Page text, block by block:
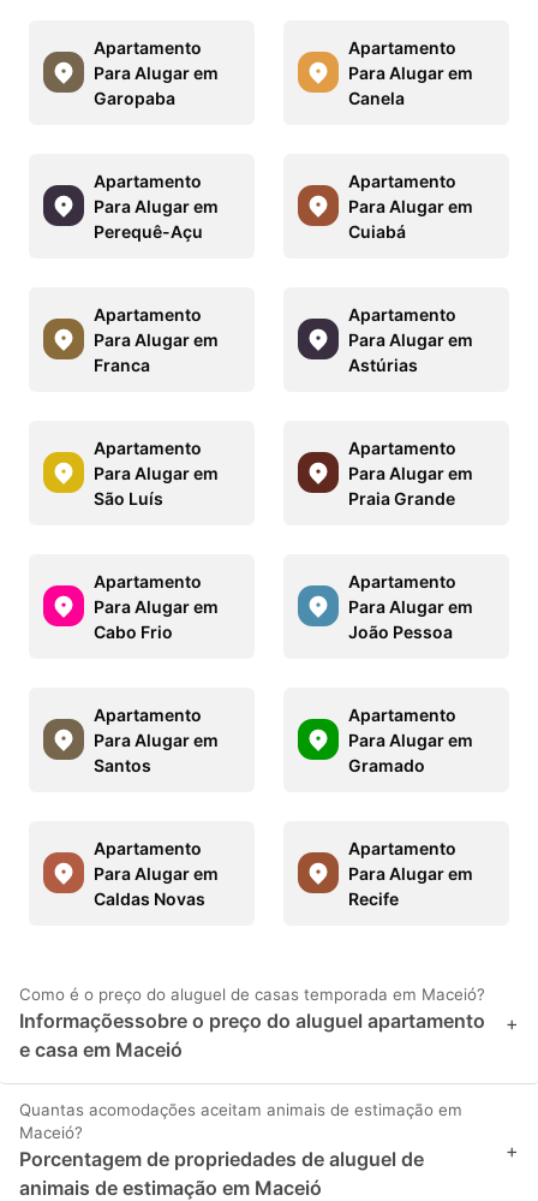
Apartamento
Para Alugar em
Garopaba
Apartamento
Para Alugar em
Canela
Apartamento
Para Alugar em
Perequê-Açu
Apartamento
Para Alugar em
Cuiabá
Apartamento
Para Alugar em
Franca
Apartamento
Para Alugar em
Astúrias
Apartamento
Para Alugar em
São Luís
Apartamento
Para Alugar em
Praia Grande
Apartamento
Para Alugar em
Cabo Frio
Apartamento
Para Alugar em
João Pessoa
Apartamento
Para Alugar em
Santos
Apartamento
Para Alugar em
Gramado
Apartamento
Para Alugar em
Caldas Novas
Apartamento
Para Alugar em
Recife
Como é o preço do aluguel de casas temporada em Maceió?
Informaçõessobre o preço do aluguel apartamento
e casa em Maceió
+
Quantas acomodações aceitam animais de estimação em
Maceió?
Porcentagem de propriedades de aluguel de
animais de estimação em Maceió
+